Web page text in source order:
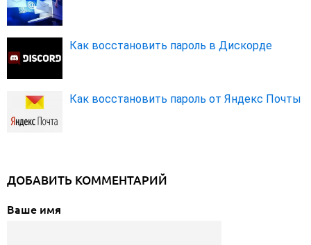
Как восстановить пароль в Дискорде
Как восстановить пароль от Яндекс Почты
ДОБАВИТЬ КОММЕНТАРИЙ
Ваше имя